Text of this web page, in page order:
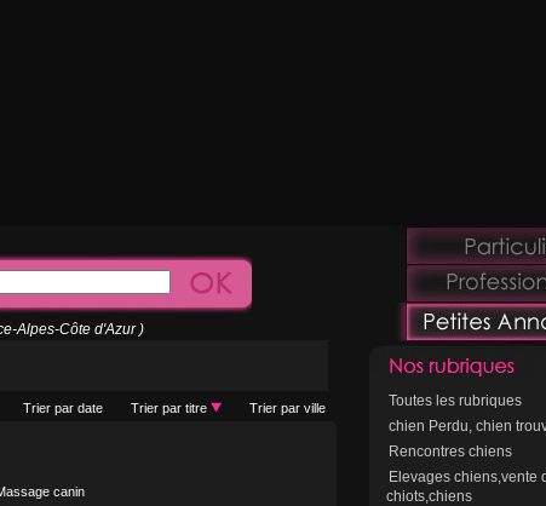
Toutes les rubriques
chien Perdu, chien
Rencontres chiens
Elevages chiens,vente
chiots,chiens
Alpes-Côte d'Azur )
Trier par date Trier par titre Trier par ville
canin